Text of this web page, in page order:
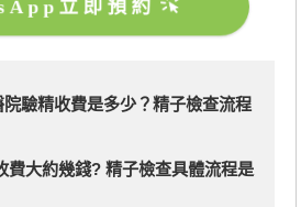
立即預約
驗精收費是多少？精子檢查流程
費大約幾錢? 精子檢查具體流程是